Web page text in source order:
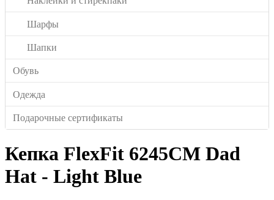
Шарфы
Шапки
Обувь
Одежда
Подарочные сертификаты
Кепка FlexFit 6245CM Dad
Hat - Light Blue